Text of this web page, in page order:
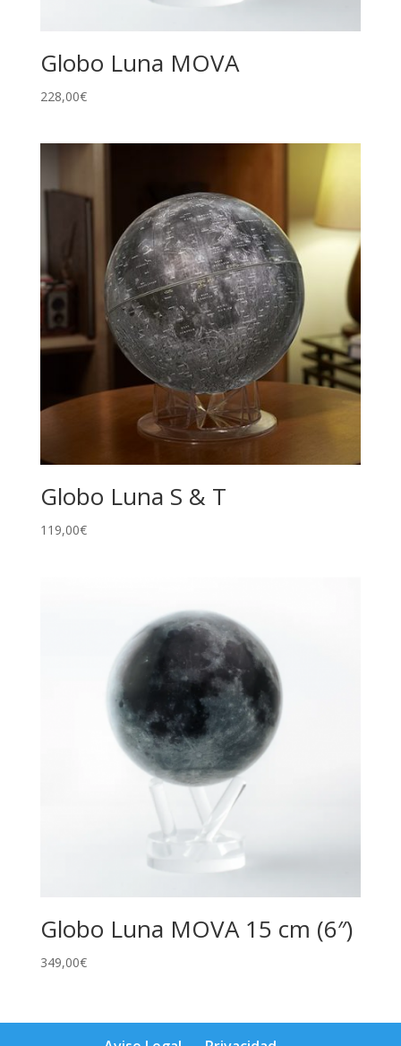
Globo Luna MOVA
228,00€
Globo Luna S & T
119,00€
Globo Luna MOVA 15 cm (6″)
349,00€